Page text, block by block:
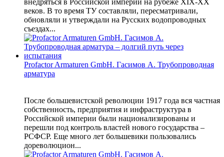
внедряться в Российской империи на рубеже XIX-XX
веков. В то время ТУ составляли, пересматривали,
обновляли и утверждали на Русских водопроводных
съездах...
Profactor Armaturen GmbH. Гасимов А. Трубопроводная
арматура
После большевистской революции 1917 года вся частная
собственность, предприятия и инфраструктура в
Российской империи были национализированы и
перешли под контроль властей нового государства –
РСФСР. Еще много лет большевики пользовались
дореволюцион...